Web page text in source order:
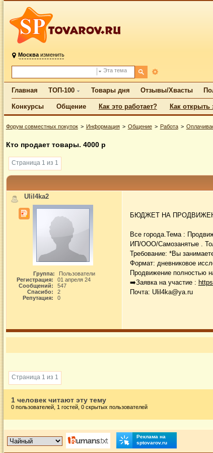
Москваизменить
Эта тема
Главная ТОП-100 Товары дня Отзывы/Хвасты
Конкурсы Общение Как это работает? Как открыть
Форум совместных покупок Информация Общение Работа
Кто продает товары. 4000 р
Страница 1 из 1
Ulil4ka2
Группа:
Пользователи
Регистрация:
01 апреля 24
Сообщений:
547
Спасибо:
2
Репутация:
0
БЮДЖЕТ НА
Все города.Тема :
ИП/ООО/Самозанятые .
Требование: *Вы
Формат: дневниковое
Продвижение полностью
➡️Заявка на участие :
Почта: Ulil4ka@ya.ru
Страница 1 из 1
1 человек читают эту тему
0 пользователей, 1 гостей, 0 скрытых пользователей
Реклама на
sptovarov.ru